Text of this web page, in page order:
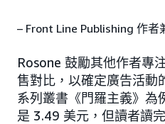
– Front Line Publishing 作者
Rosone 鼓勵其他作者專
售對比，以確定廣告活動
系列叢書《門羅主義》為
是 3.49 美元，但讀者讀